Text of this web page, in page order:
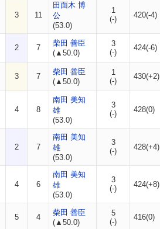
3 11
田面木 博
公
(53.0)
1
(-)
420(-4)
2 7
柴田 善臣
(▲50.0)
3
(-)
424(-6)
3 7
柴田 善臣
(▲50.0)
1
(-)
430(+2)
4 8
南田 美知
雄
(53.0)
3
(-)
428(0)
2 7
南田 美知
雄
(53.0)
3
(-)
428(+4)
4 6
南田 美知
雄
(53.0)
3
(-)
424(+8)
5 4
柴田 善臣
(▲50.0)
5
(-)
416(0)